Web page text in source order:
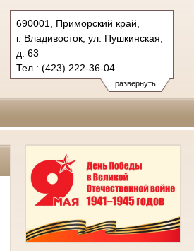
развернуть
690001, Приморский край,
г. Владивосток, ул. Пушкинская,
д. 63
Тел.: (423) 222-36-04
leninsky.prm@sudrf.ru